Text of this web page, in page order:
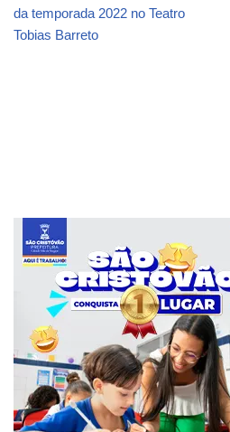
da temporada 2022 no Teatro
Tobias Barreto